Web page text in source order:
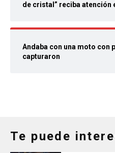
de cristal” reciba atención
Andaba con una moto con
capturaron
Te puede